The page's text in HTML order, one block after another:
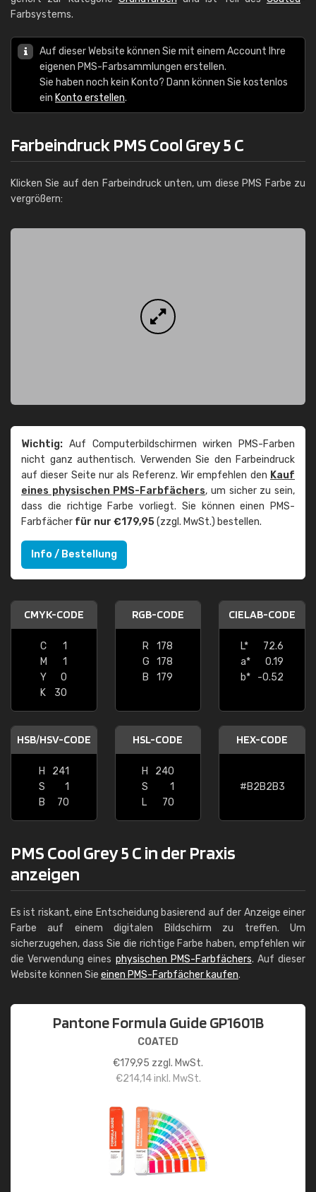
Farbsystems.
Auf dieser Website können Sie mit einem Account Ihre
eigenen PMS-Farbsammlungen erstellen.
Sie haben noch kein Konto? Dann können Sie kostenlos
ein Konto erstellen.
Farbeindruck PMS Cool Grey 5 C
Klicken Sie auf den Farbeindruck unten, um diese PMS Farbe zu
vergrößern:
Wichtig: Auf Computerbildschirmen wirken PMS-Farben
nicht ganz authentisch. Verwenden Sie den Farbeindruck
auf dieser Seite nur als Referenz. Wir empfehlen den Kauf
eines physischen PMS-Farbfächers, um sicher zu sein,
dass die richtige Farbe vorliegt. Sie können einen PMS-
Farbfächer für nur €179,95(zzgl. MwSt.) bestellen.
Info / Bestellung
CMYK-CODE
C
1
M
1
Y
0
K
30
RGB-CODE
R
178
G
178
B
179
CIELAB-CODE
L*
72.6
a*
0.19
b*
-0.52
HSB/HSV-CODE
H
241
S
1
B
70
HSL-CODE
H
240
S
1
L
70
HEX-CODE
#B2B2B3
PMS Cool Grey 5 C in der Praxis
anzeigen
Es ist riskant, eine Entscheidung basierend auf der Anzeige einer
Farbe auf einem digitalen Bildschirm zu treffen. Um
sicherzugehen, dass Sie die richtige Farbe haben, empfehlen wir
die Verwendung eines physischen PMS-Farbfächers. Auf dieser
Website können Sie einen PMS-Farbfächer kaufen.
Pantone Formula Guide GP1601B
COATED
€179,95 zzgl. MwSt.
€214,14inkl. MwSt.